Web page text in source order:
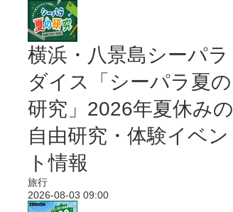
横浜・八景島シーパラ
ダイス「シーパラ夏の
研究」2026年夏休みの
自由研究・体験イベン
ト情報
旅行
2026-08-03 09:00